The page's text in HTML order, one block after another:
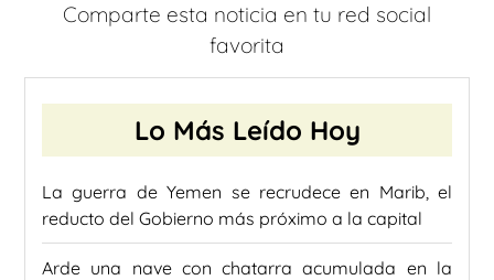
Comparte esta noticia en tu red social
favorita
Lo Más Leído Hoy
La guerra de Yemen se recrudece en Marib, el
reducto del Gobierno más próximo a la capital
Arde una nave con chatarra acumulada en la